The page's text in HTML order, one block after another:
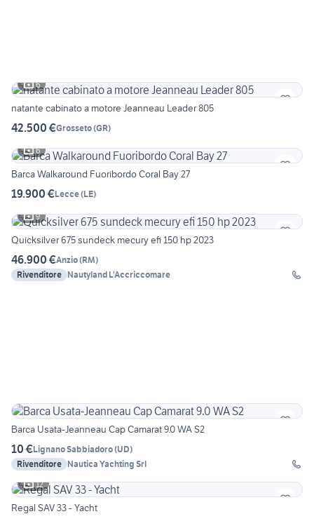
6
natante cabinato a motore Jeanneau Leader 805
42.500 €Grosseto(GR)
6
Barca Walkaround Fuoribordo Coral Bay 27
19.900 €Lecce(LE)
9
Quicksilver 675 sundeck mecury efi 150 hp 2023
46.900 €Anzio(RM)
Rivenditore Nautyland L'Accriccomare
Barca Usata-Jeanneau Cap Camarat 9.0 WA S2
10 €Lignano Sabbiadoro(UD)
Rivenditore Nautica Yachting Srl
12
Regal SAV 33 - Yacht